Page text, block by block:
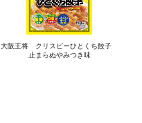
大阪王将 クリスピーひとくち餃子
止まらぬやみつき味